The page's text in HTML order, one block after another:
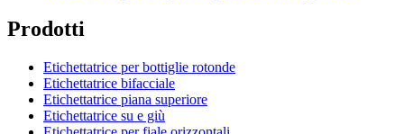
Prodotti
Etichettatrice per bottiglie rotonde
Etichettatrice bifacciale
Etichettatrice piana superiore
Etichettatrice su e giù